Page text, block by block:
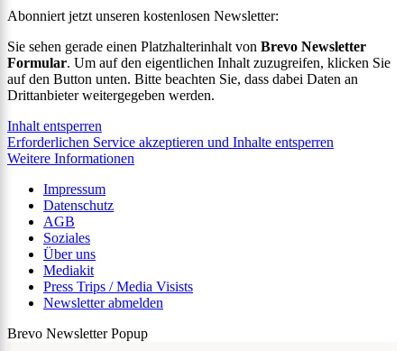
Abonniert jetzt unseren kostenlosen Newsletter:
Sie sehen gerade einen Platzhalterinhalt von Brevo Newsletter
Formular. Um auf den eigentlichen Inhalt zuzugreifen, klicken Sie
auf den Button unten. Bitte beachten Sie, dass dabei Daten an
Drittanbieter weitergegeben werden.
Inhalt entsperren
Erforderlichen Service akzeptieren und Inhalte entsperren
Weitere Informationen
Impressum
Datenschutz
AGB
Soziales
Über uns
Mediakit
Press Trips / Media Visists
Newsletter abmelden
Brevo Newsletter Popup